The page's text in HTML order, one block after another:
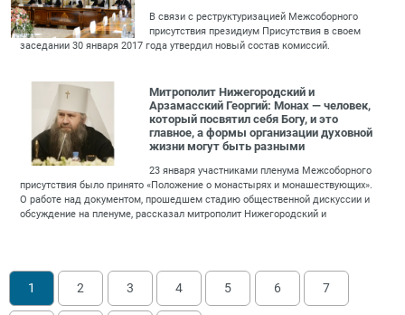
В связи с реструктуризацией Межсоборного
присутствия президиум Присутствия в своем
заседании 30 января 2017 года утвердил новый состав комиссий.
Митрополит Нижегородский и
Арзамасский Георгий: Монах — человек,
который посвятил себя Богу, и это
главное, а формы организации духовной
жизни могут быть разными
23 января участниками пленума Межсоборного
присутствия было принято «Положение о монастырях и монашествующих».
О работе над документом, прошедшем стадию общественной дискуссии и
обсуждение на пленуме, рассказал митрополит Нижегородский и
1 2 3 4 5 6 7